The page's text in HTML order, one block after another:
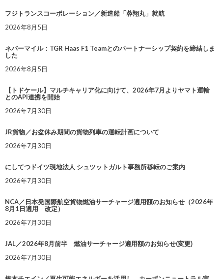
フジトランスコーポレーション／新造船「蓉翔丸」就航
2026年8月5日
ネバーマイル：TGR Haas F1 Teamとのパートナーシップ契約を締結しま
した
2026年8月5日
【トドケール】マルチキャリア化に向けて、2026年7月よりヤマト運輸
とのAPI連携を開始
2026年7月30日
JR貨物／お盆休み期間の貨物列車の運転計画について
2026年7月30日
にしてつドイツ現地法人 シュツットガルト事務所移転のご案内
2026年7月30日
NCA／日本発国際航空貨物燃油サーチャージ適用額のお知らせ（2026年
8月1日適用 改定）
2026年7月30日
JAL／2026年8月前半 燃油サーチャージ適用額のお知らせ(変更)
2026年7月30日